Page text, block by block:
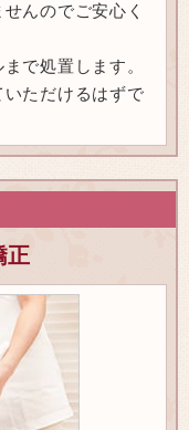
んのでご安心く
で処置します。
ただけるはずで
正